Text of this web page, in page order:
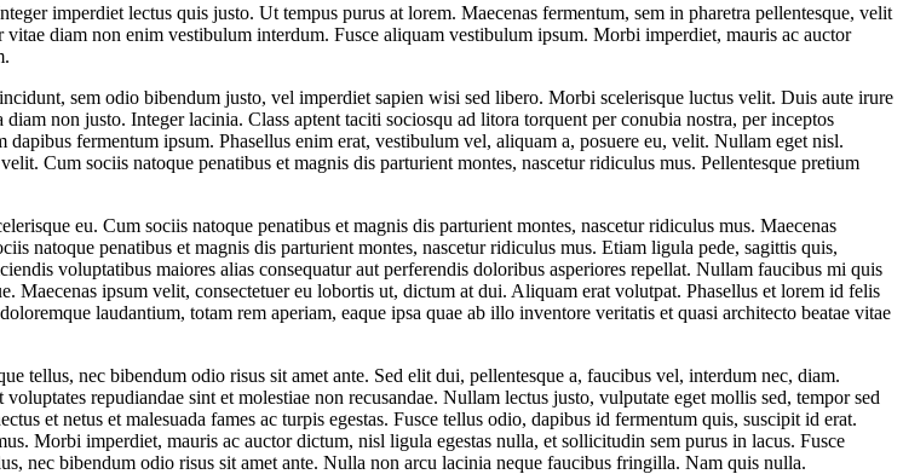
imperdiet lectus quis justo. Ut tempus purus at lorem. Maecenas fermentum, sem in pharetra pellentesque, velit
diam non enim vestibulum interdum. Fusce aliquam vestibulum ipsum. Morbi imperdiet, mauris ac auctor
sem odio bibendum justo, vel imperdiet sapien wisi sed libero. Morbi scelerisque luctus velit. Duis aute irure
non justo. Integer lacinia. Class aptent taciti sociosqu ad litora torquent per conubia nostra, per inceptos
fermentum ipsum. Phasellus enim erat, vestibulum vel, aliquam a, posuere eu, velit. Nullam eget nisl.
Cum sociis natoque penatibus et magnis dis parturient montes, nascetur ridiculus mus. Pellentesque pretium
eu. Cum sociis natoque penatibus et magnis dis parturient montes, nascetur ridiculus mus. Maecenas
natoque penatibus et magnis dis parturient montes, nascetur ridiculus mus. Etiam ligula pede, sagittis quis,
voluptatibus maiores alias consequatur aut perferendis doloribus asperiores repellat. Nullam faucibus mi quis
Maecenas ipsum velit, consectetuer eu lobortis ut, dictum at dui. Aliquam erat volutpat. Phasellus et lorem id felis
laudantium, totam rem aperiam, eaque ipsa quae ab illo inventore veritatis et quasi architecto beatae vitae
tellus, nec bibendum odio risus sit amet ante. Sed elit dui, pellentesque a, faucibus vel, interdum nec, diam.
repudiandae sint et molestiae non recusandae. Nullam lectus justo, vulputate eget mollis sed, tempor sed
et netus et malesuada fames ac turpis egestas. Fusce tellus odio, dapibus id fermentum quis, suscipit id erat.
Morbi imperdiet, mauris ac auctor dictum, nisl ligula egestas nulla, et sollicitudin sem purus in lacus. Fusce
nec bibendum odio risus sit amet ante. Nulla non arcu lacinia neque faucibus fringilla. Nam quis nulla.